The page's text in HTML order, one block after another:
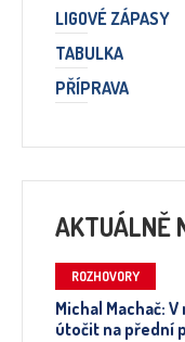
LIGOVÉ ZÁPASY
TABULKA
PŘÍPRAVA
AKTUÁLNĚ
ROZHOVORY
Michal Machač:
útočit na přední